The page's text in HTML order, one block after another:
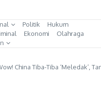
Politik
Hukum
Ekonomi
Olahraga
China Tiba-Tiba ‘Meledak’,